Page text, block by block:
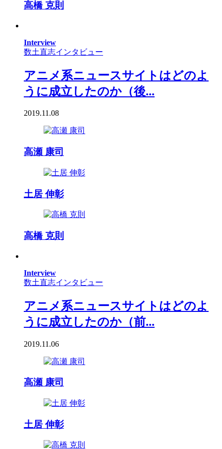
高橋 克則
Interview
数土直志インタビュー
アニメ系ニュースサイトはどのよ
うに成立したのか（後...
2019.11.08
高瀬 康司
土居 伸彰
高橋 克則
Interview
数土直志インタビュー
アニメ系ニュースサイトはどのよ
うに成立したのか（前...
2019.11.06
高瀬 康司
土居 伸彰